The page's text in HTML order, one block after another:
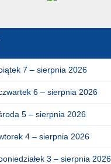
7 – sierpnia 2026
6 – sierpnia 2026
5 – sierpnia 2026
4 – sierpnia 2026
3 – sierpnia 2026